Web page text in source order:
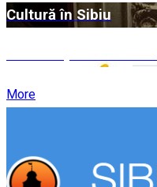
Cultură în Sibiu
More